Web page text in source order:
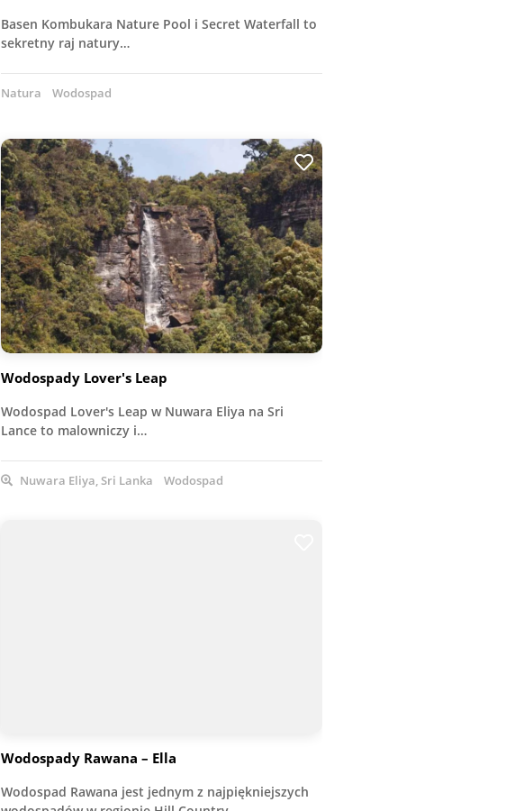
Basen Kombukara Nature Pool i Secret Waterfall to
sekretny raj natury…
Natura Wodospad
Wodospady Lover's Leap
Wodospad Lover's Leap w Nuwara Eliya na Sri
Lance to malowniczy i…
Nuwara Eliya, Sri Lanka Wodospad
Wodospady Rawana – Ella
Wodospad Rawana jest jednym z najpiękniejszych